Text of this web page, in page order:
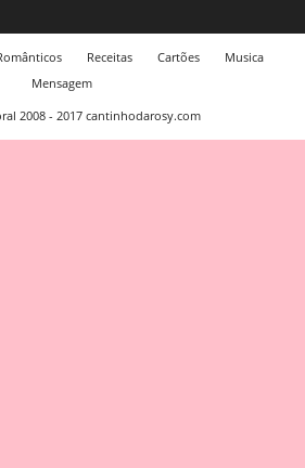
Receitas Cartões
Musica
Mensagem
2008 - 2017 cantinhodarosy.com